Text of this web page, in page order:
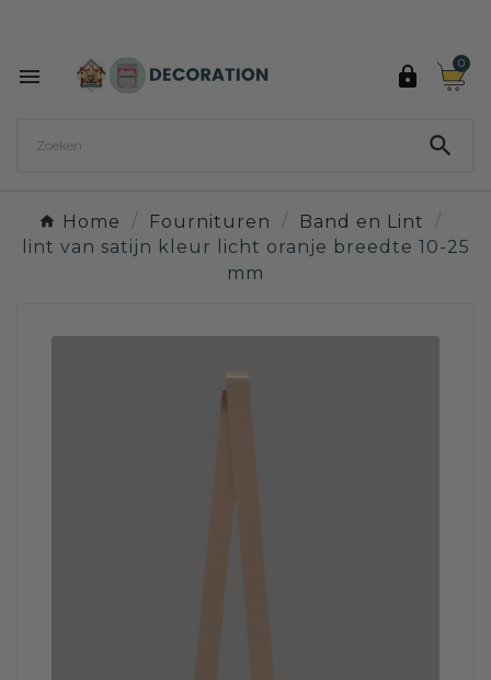
 
0

Home Fournituren
Band en Lint
lint van satijn kleur licht oranje breedte 10-25
mm